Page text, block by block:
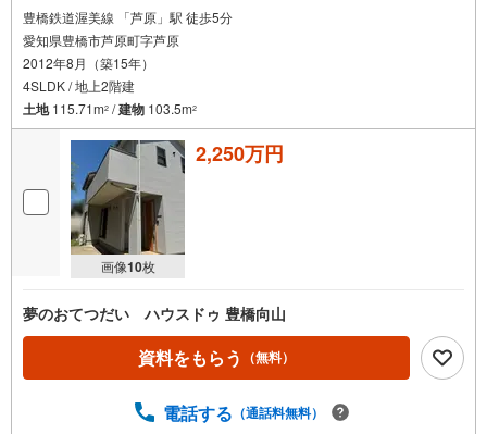
豊橋鉄道渥美線 「芦原」駅 徒歩5分
愛知県豊橋市芦原町字芦原
2012年8月（築15年）
4SLDK / 地上2階建
土地115.71m2 /建物 103.5m2
画像10枚
2,250万円
夢のおてつだい ハウスドゥ 豊橋向山
資料をもらう （無料）
電話する （通話料無料）